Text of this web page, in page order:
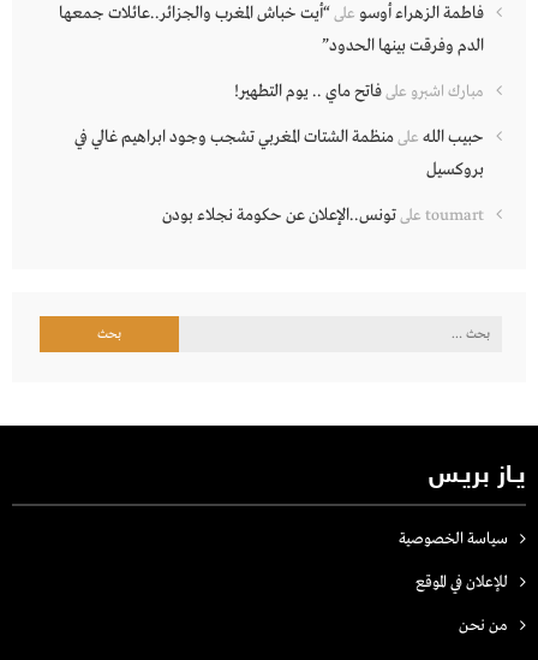
فاطمة الزهراء أوسو على“أيت خباش المغرب والجزائر..عائلات جمعها
الدم وفرقت بينها الحدود”
مبارك اشبرو علىفاتح ماي .. يوم التطهير!
حبيب الله علىمنظمة الشتات المغربي تشجب وجود ابراهيم غالي في
بروكسيل
toumart علىتونس..الإعلان عن حكومة نجلاء بودن
البحث
يـاز بريـس
سياسة الخصوصية
للإعلان في الموقع
من نحن